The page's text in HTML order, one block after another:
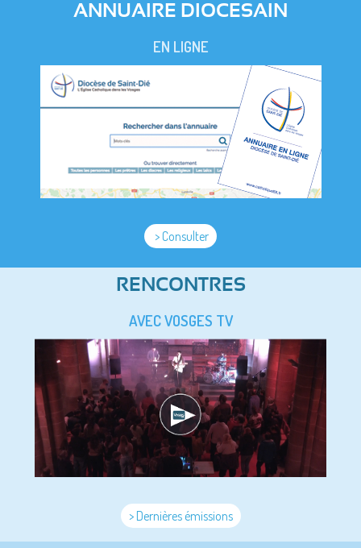
ANNUAIRE DIOCESAIN
EN LIGNE
> Consulter
RENCONTRES
AVEC VOSGES TV
> Dernières émissions